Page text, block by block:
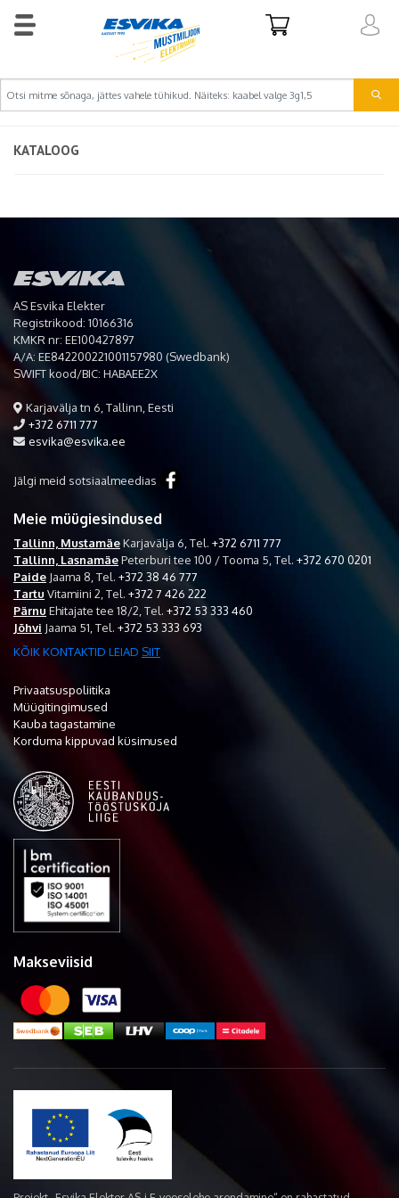
KATALOOG
AS Esvika Elekter
Registrikood: 10166316
KMKR nr: EE100427897
A/A: EE842200221001157980 (Swedbank)
SWIFT kood/BIC: HABAEE2X
Karjavälja tn 6, Tallinn, Eesti
+372 6711 777
esvika@esvika.ee
Jälgi meid sotsiaalmeedias
Meie müügiesindused
Tallinn, MustamäeKarjavälja 6, Tel. +372 6711 777
Tallinn, LasnamäePeterburi tee 100 / Tooma 5, Tel. +372 670 0201
Paide Jaama 8, Tel. +372 38 46 777
Tartu Vitamiini 2, Tel. +372 7 426 222
Pärnu Ehitajate tee 18/2, Tel. +372 53 333 460
Jõhvi Jaama 51, Tel. +372 53 333 693
KÕIK KONTAKTID LEIAD SIIT
Privaatsuspoliitika
Müügitingimused
Kauba tagastamine
Korduma kippuvad küsimused
Makseviisid